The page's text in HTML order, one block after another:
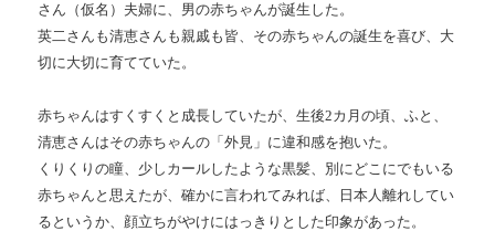
さん（仮名）夫婦に、男の赤ちゃんが誕生した。
英二さんも清恵さんも親戚も皆、その赤ちゃんの誕生を喜び、大
切に大切に育てていた。
赤ちゃんはすくすくと成長していたが、生後2カ月の頃、ふと、
清恵さんはその赤ちゃんの「外見」に違和感を抱いた。
くりくりの瞳、少しカールしたような黒髪、別にどこにでもいる
赤ちゃんと思えたが、確かに言われてみれば、日本人離れしてい
るというか、顔立ちがやけにはっきりとした印象があった。